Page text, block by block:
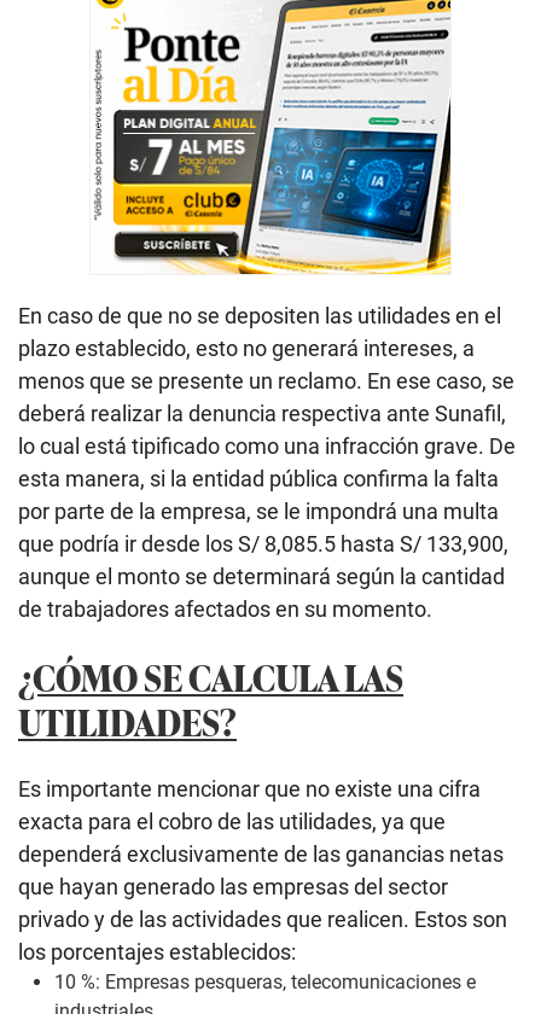
En caso de que no se depositen las utilidades en el
plazo establecido, esto no generará intereses, a
menos que se presente un reclamo. En ese caso, se
deberá realizar la denuncia respectiva ante Sunafil,
lo cual está tipificado como una infracción grave. De
esta manera, si la entidad pública confirma la falta
por parte de la empresa, se le impondrá una multa
que podría ir desde los S/ 8,085.5 hasta S/ 133,900,
aunque el monto se determinará según la cantidad
de trabajadores afectados en su momento.
¿CÓMO SE CALCULA LAS
UTILIDADES?
Es importante mencionar que no existe una cifra
exacta para el cobro de las utilidades, ya que
dependerá exclusivamente de las ganancias netas
que hayan generado las empresas del sector
privado y de las actividades que realicen. Estos son
los porcentajes establecidos:
10 %: Empresas pesqueras, telecomunicaciones e